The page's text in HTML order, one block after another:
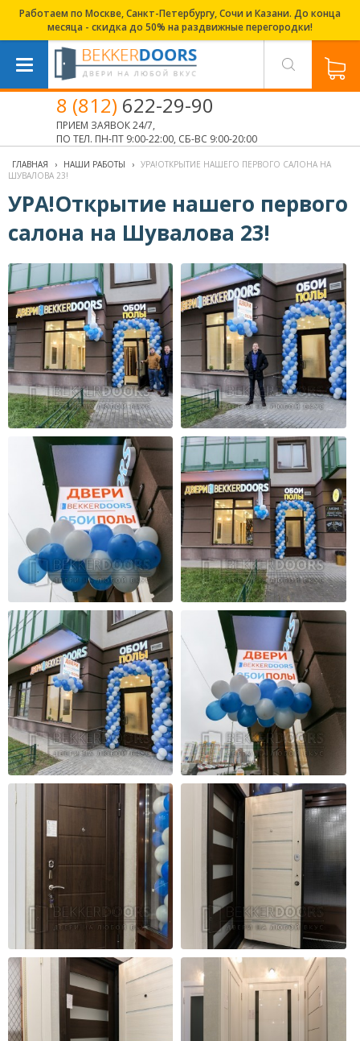
Работаем по Москве, Санкт-Петербургу, Сочи и Казани. До конца
месяца - скидка до 50% на раздвижные перегородки!
8 (812) 622-29-90
ПРИЕМ ЗАЯВОК 24/7,
ПО ТЕЛ. ПН-ПТ 9:00-22:00, СБ-ВС 9:00-20:00
ГЛАВНАЯ › НАШИ РАБОТЫ › УРА!ОТКРЫТИЕ НАШЕГО ПЕРВОГО САЛОНА НА
ШУВАЛОВА 23!
УРА!Открытие нашего первого
салона на Шувалова 23!